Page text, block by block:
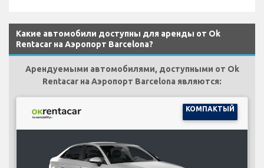
Какие автомобили доступны для аренды от Ok
Rentacar на Аэропорт Barcelona?
Арендуемыми автомобилями, доступными от Ok
Rentacar на Аэропорт Barcelona являются:
КОМПАКТЫЙ